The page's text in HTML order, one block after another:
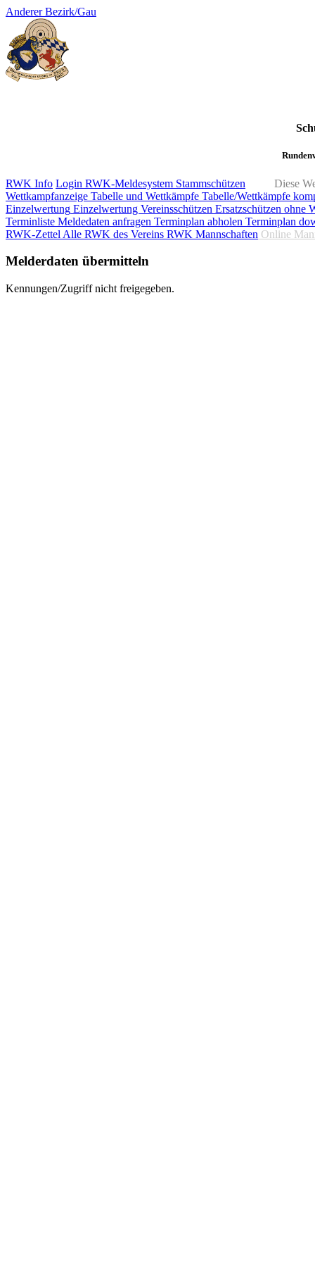
Anderer Bezirk/Gau
Diese
RWK Info Login RWK-Meldesystem Stammschützen
Wettkampfanzeige Tabelle und Wettkämpfe Tabelle/Wettkämpfe
Einzelwertung Einzelwertung Vereinsschützen Ersatzschützen ohne
Terminliste Meldedaten anfragen Terminplan abholen Terminplan
RWK-Zettel Alle RWK des Vereins RWK Mannschaften Online
Melderdaten übermitteln
Kennungen/Zugriff nicht freigegeben.